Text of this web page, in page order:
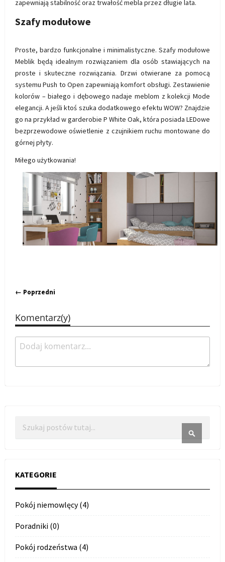
zapewniają stabilność oraz trwałość mebla przez długie lata.
Szafy modułowe
Proste, bardzo funkcjonalne i minimalistyczne. Szafy modułowe
Meblik będą idealnym rozwiązaniem dla osób stawiających na
proste i skuteczne rozwiązania. Drzwi otwierane za pomocą
systemu Push to Open zapewniają komfort obsługi. Zestawienie
kolorów – białego i dębowego nadaje meblom z kolekcji Mode
elegancji. A jeśli ktoś szuka dodatkowego efektu WOW? Znajdzie
go na przykład w garderobie P White Oak, która posiada LEDowe
bezprzewodowe oświetlenie z czujnikiem ruchu montowane do
górnej płyty.
Miłego użytkowania!
← Poprzedni
Komentarz(y)
KATEGORIE
Pokój niemowlęcy (4)
Poradniki (0)
Pokój rodzeństwa (4)